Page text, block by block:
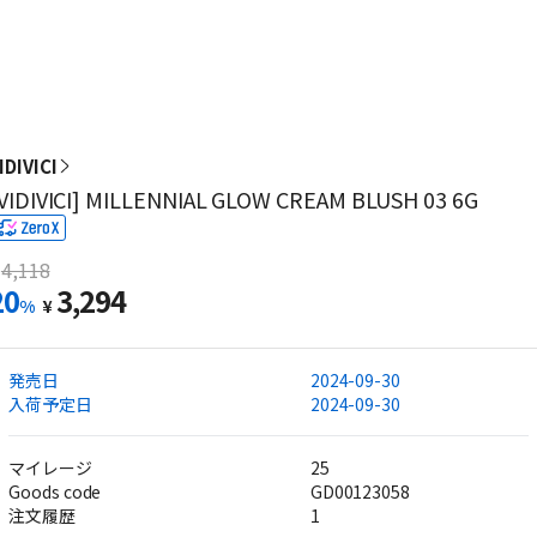
MILLENNIAL GLOW CREAM BLUSH 03 6G
4,118
% ¥ 3,294
発売日
2024-09-30
入荷予定日
2024-09-30
マイレージ
25
Goods code
GD00123058
注文履歴
1